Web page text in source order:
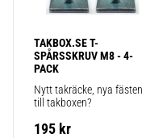
TAKBOX.SE T-
SPÅRSSKRUV M8 - 4-
PACK
Nytt takräcke, nya fästen
till takboxen?
195 kr